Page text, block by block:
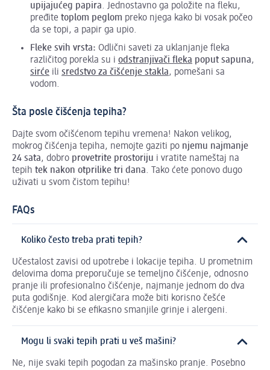
upijajućeg papira. Jednostavno ga položite na fleku,
pređite toplom peglom preko njega kako bi vosak počeo
da se topi, a papir ga upio.
Fleke svih vrsta: Odlični saveti za uklanjanje fleka
različitog porekla su i odstranjivači fleka poput sapuna,
sirće ili sredstvo za čišćenje stakla, pomešani sa
vodom.
Šta posle čišćenja tepiha?
Dajte svom očišćenom tepihu vremena! Nakon velikog,
mokrog čišćenja tepiha, nemojte gaziti po njemu najmanje
24 sata, dobro provetrite prostoriju i vratite nameštaj na
tepih tek nakon otprilike tri dana. Tako ćete ponovo dugo
uživati u svom čistom tepihu!
FAQs
Koliko često treba prati tepih?
Učestalost zavisi od upotrebe i lokacije tepiha. U prometnim
delovima doma preporučuje se temeljno čišćenje, odnosno
pranje ili profesionalno čišćenje, najmanje jednom do dva
puta godišnje. Kod alergičara može biti korisno češće
čišćenje kako bi se efikasno smanjile grinje i alergeni.
Mogu li svaki tepih prati u veš mašini?
Ne, nije svaki tepih pogodan za mašinsko pranje. Posebno